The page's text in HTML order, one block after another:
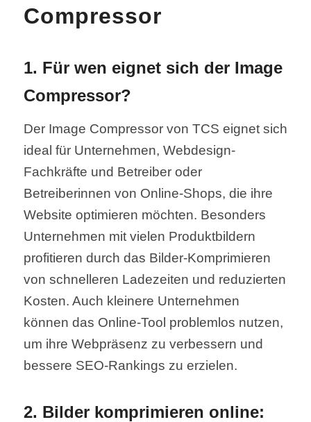
Compressor
1. Für wen eignet sich der Image
Compressor?
Der Image Compressor von TCS eignet sich
ideal für Unternehmen, Webdesign-
Fachkräfte und Betreiber oder
Betreiberinnen von Online-Shops, die ihre
Website optimieren möchten. Besonders
Unternehmen mit vielen Produktbildern
profitieren durch das Bilder-Komprimieren
von schnelleren Ladezeiten und reduzierten
Kosten. Auch kleinere Unternehmen
können das Online-Tool problemlos nutzen,
um ihre Webpräsenz zu verbessern und
bessere SEO-Rankings zu erzielen.
2. Bilder komprimieren online: